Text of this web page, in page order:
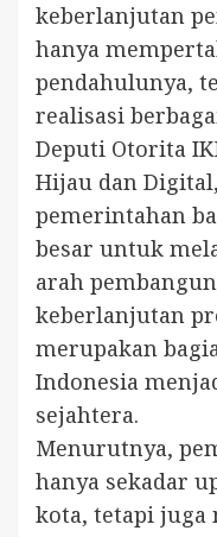
keberlanjutan
hanya
pendahulunya,
realisasi
Deputi Otorita
Hijau dan
pemerintahan
besar untuk
arah
keberlanjutan
merupakan
Indonesia
sejahtera.
Menurutnya,
hanya sekadar
kota, tetapi juga